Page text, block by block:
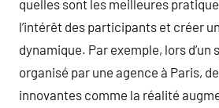
quelles sont les meilleures
l’intérêt des participants et créer
dynamique. Par exemple, lors
organisé par une agence à Paris,
innovantes comme la réalité